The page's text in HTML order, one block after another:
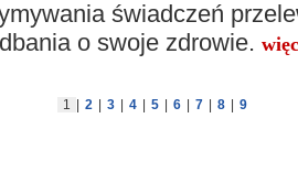
świadczeń
o swoje zdrowie.
1 2 3 4 5 6 7 8 9